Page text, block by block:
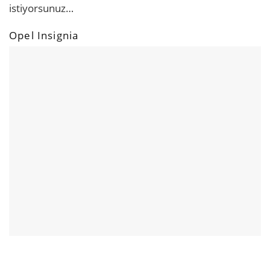
istiyorsunuz…
Opel Insignia